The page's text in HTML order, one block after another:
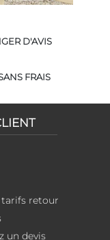
D'AVIS
FRAIS
retour
un devis